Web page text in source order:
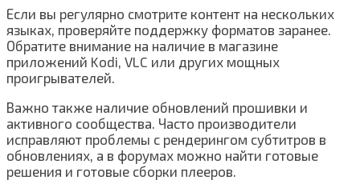
Если вы регулярно смотрите контент на нескольких
языках, проверяйте поддержку форматов заранее.
Обратите внимание на наличие в магазине
приложений Kodi, VLC или других мощных
проигрывателей.
Важно также наличие обновлений прошивки и
активного сообщества. Часто производители
исправляют проблемы с рендерингом субтитров в
обновлениях, а в форумах можно найти готовые
решения и готовые сборки плееров.